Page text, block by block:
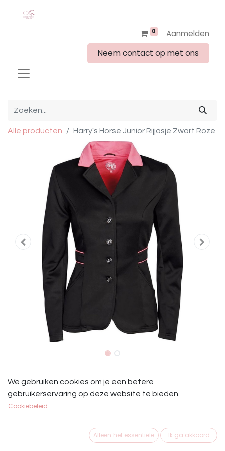
0
Aanmelden
Neem contact op met ons
Alle producten Harry's Horse Junior Rijjasje Zwart Roze
Harry's Horse Junior Rijjasje Zwart
Roze
HH Rijjasje Contrast Zwart Roze
We gebruiken cookies om je een betere
gebruikerservaring op deze website te bieden.
Cookiebeleid
Alleen het essentiële Ik ga akkoord